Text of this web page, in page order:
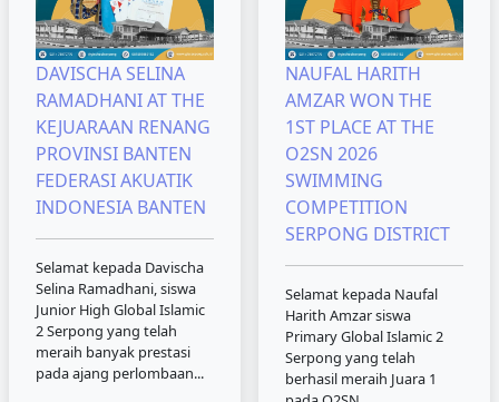
DAVISCHA SELINA
RAMADHANI AT THE
KEJUARAAN RENANG
PROVINSI BANTEN
FEDERASI AKUATIK
INDONESIA BANTEN
Selamat kepada Davischa
Selina Ramadhani, siswa
Junior High Global Islamic
2 Serpong yang telah
meraih banyak prestasi
pada ajang perlombaan...
NAUFAL HARITH
AMZAR WON THE
1ST PLACE AT THE
O2SN 2026
SWIMMING
COMPETITION
SERPONG DISTRICT
Selamat kepada Naufal
Harith Amzar siswa
Primary Global Islamic 2
Serpong yang telah
berhasil meraih Juara 1